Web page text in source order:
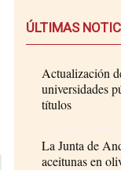
ÚLTIMAS
Actualización
universidades
títulos
La Junta de
aceitunas en